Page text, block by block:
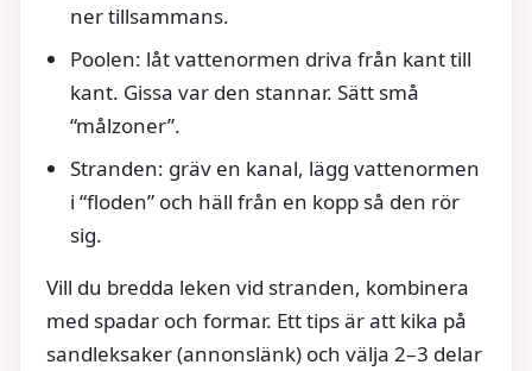
ner tillsammans.
Poolen: låt vattenormen driva från kant till
kant. Gissa var den stannar. Sätt små
“målzoner”.
Stranden: gräv en kanal, lägg vattenormen
i “floden” och häll från en kopp så den rör
sig.
Vill du bredda leken vid stranden, kombinera
med spadar och formar. Ett tips är att kika på
sandleksaker (annonslänk) och välja 2–3 delar